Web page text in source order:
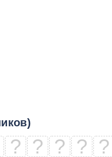
? ? ? ? ?